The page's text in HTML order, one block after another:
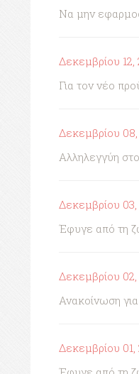
Να μην
Δεκεμβρίου 12,
Για τον νέο
Δεκεμβρίου
Αλληλεγγύη
Δεκεμβρίου 03,
Έφυγε από τη
Δεκεμβρίου 02,
Ανακοίνωση
Δεκεμβρίου 01,